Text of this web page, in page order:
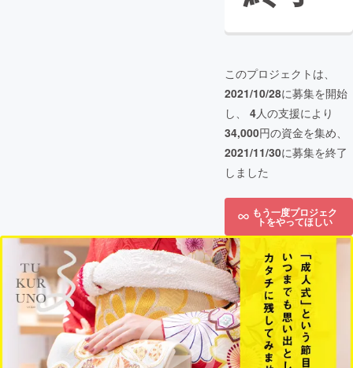
このプロジェクトは、
2021/10/28に募集を開始
し、 4人の支援により
34,000円の資金を集め、
2021/11/30に募集を終了
しました
もう一度プロジェク
トをやってほしい